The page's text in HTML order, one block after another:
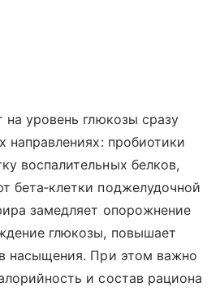
на уровень глюкозы сразу
направлениях: пробиотики
воспалительных белков,
бета‑клетки поджелудочной
замедляет опорожнение
глюкозы, повышает
насыщения. При этом важно
и состав рациона